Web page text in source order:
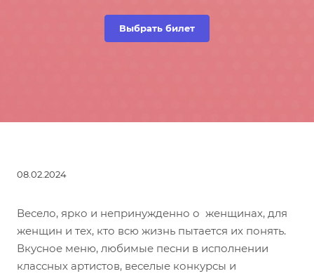
Выбрать билет
08.02.2024
Весело, ярко и непринужденно о женщинах, для
женщин и тех, кто всю жизнь пытается их понять.
Вкусное меню, любимые песни в исполнении
классных артистов, веселые конкурсы и